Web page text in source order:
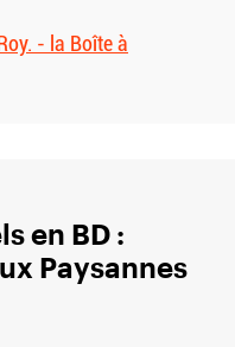
- la Boîte à
en BD :
Paysannes